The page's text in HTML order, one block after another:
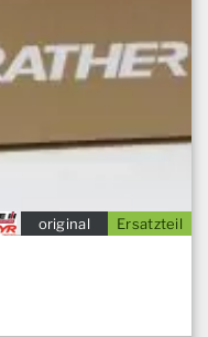
Ersatzteil
original